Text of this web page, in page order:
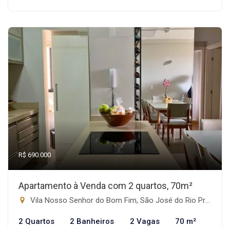
R$ 690.000
Apartamento à Venda com 2 quartos, 70m²
Vila Nosso Senhor do Bom Fim, São José do Rio Preto-SP
2 Quartos 2 Banheiros 2 Vagas 70 m²